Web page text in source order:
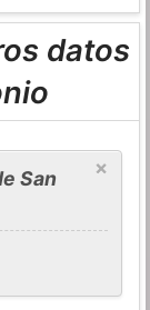
datos
×
San